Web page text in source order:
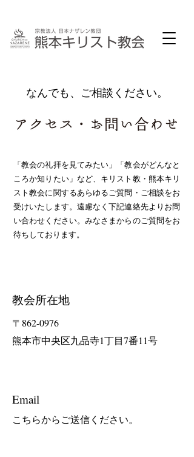
​なんでも、ご相談ください。
「教会の礼拝を見てみたい」「教会がどんなと
ころか知りたい」など、キリスト教・熊本キリ
スト教会に関するあらゆるご質問・ ご相談をお
受けいたします。遠慮なく下記連絡先よりお問
い合わせください。みなさまからのご質問をお
待ちしております。
​教会所在地
〒862-0976
​熊本市中央区九品寺1丁目7番11号
Email
​こちらからご送信ください。